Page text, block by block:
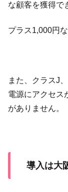
な顧客を獲得で
プラス1,000円
また、クラスJ
電源にアクセス
がありません。
導入は大